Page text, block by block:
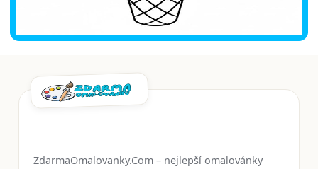
ZdarmaOmalovanky.Com – nejlepší omalovánky